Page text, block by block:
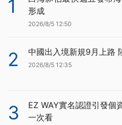
1
形成
2026/8/5 12:50
2 中國出入境新規9月上路
2026/8/5 12:35
3
EZ WAY實名認證引發個
一次看